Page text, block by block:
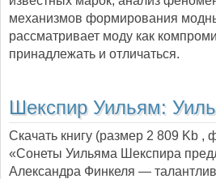
механизмов формирования
рассматривает моду как
принадлежать и отличаться.
Шекспир Уильям:
Скачать книгу (размер 2 809 Kb ,
«Сонеты Уильяма Шекспира
Александра Финкеля —